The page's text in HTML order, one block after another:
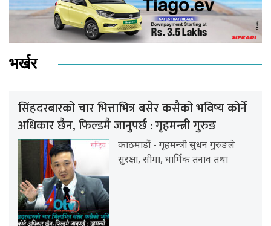
भर्खर
सिंहदरबारको चार भित्ताभित्र बसेर कसैको भविष्य कोर्ने
अधिकार छैन, फिल्डमै जानुपर्छ : गृहमन्त्री गुरुङ
काठमाडौं - गृहमन्त्री सुधन गुरुङले
सुरक्षा, सीमा, धार्मिक तनाव तथा